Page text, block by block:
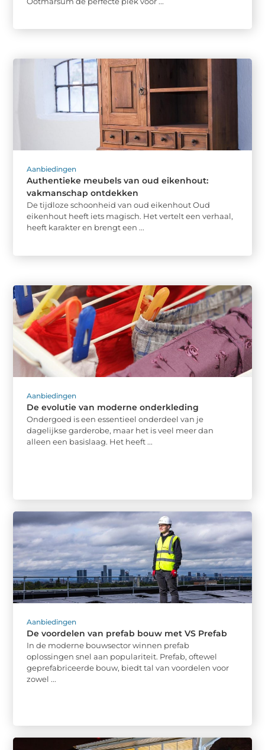
Aanbiedingen
Authentieke meubels van oud eikenhout:
vakmanschap ontdekken
De tijdloze schoonheid van oud eikenhout Oud
eikenhout heeft iets magisch. Het vertelt een verhaal,
heeft karakter en brengt een ...
Aanbiedingen
De evolutie van moderne onderkleding
Ondergoed is een essentieel onderdeel van je
dagelijkse garderobe, maar het is veel meer dan
alleen een basislaag. Het heeft ...
Aanbiedingen
De voordelen van prefab bouw met VS Prefab
In de moderne bouwsector winnen prefab
oplossingen snel aan populariteit. Prefab, oftewel
geprefabriceerde bouw, biedt tal van voordelen voor
zowel ...